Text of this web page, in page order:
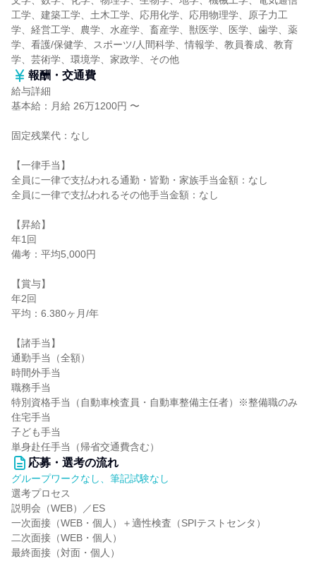
工学、建築工学、土木工学、応用化学、応用物理学、原子力工
学、経営工学、農学、水産学、畜産学、獣医学、医学、歯学、薬
学、看護/保健学、スポーツ/人間科学、情報学、教員養成、教育
学、芸術学、環境学、家政学、その他
報酬・交通費
給与詳細
基本給：月給 26万1200円 〜
固定残業代：なし
【一律手当】
全員に一律で支払われる通勤・皆勤・家族手当金額：なし
全員に一律で支払われるその他手当金額：なし
【昇給】
年1回
備考：平均5,000円
【賞与】
年2回
平均：6.380ヶ月/年
【諸手当】
通勤手当（全額）
時間外手当
職務手当
特別資格手当（自動車検査員・自動車整備主任者）※整備職のみ
住宅手当
子ども手当
単身赴任手当（帰省交通費含む）
応募・選考の流れ
グループワークなし、筆記試験なし
選考プロセス
説明会（WEB）／ES
一次面接（WEB・個人）＋適性検査（SPIテストセンタ）
二次面接（WEB・個人）
最終面接（対面・個人）